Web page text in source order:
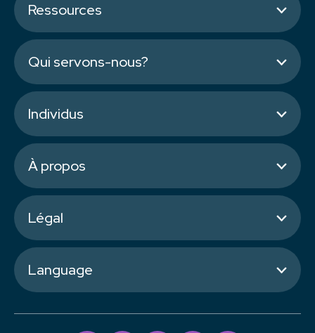
Ressources
Qui servons-nous?
Individus
À propos
Légal
Language